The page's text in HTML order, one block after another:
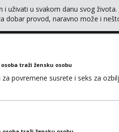
i uživati u svakom danu svog
dobar provod, naravno može i
traži žensku osobu
povremene susrete i seks za